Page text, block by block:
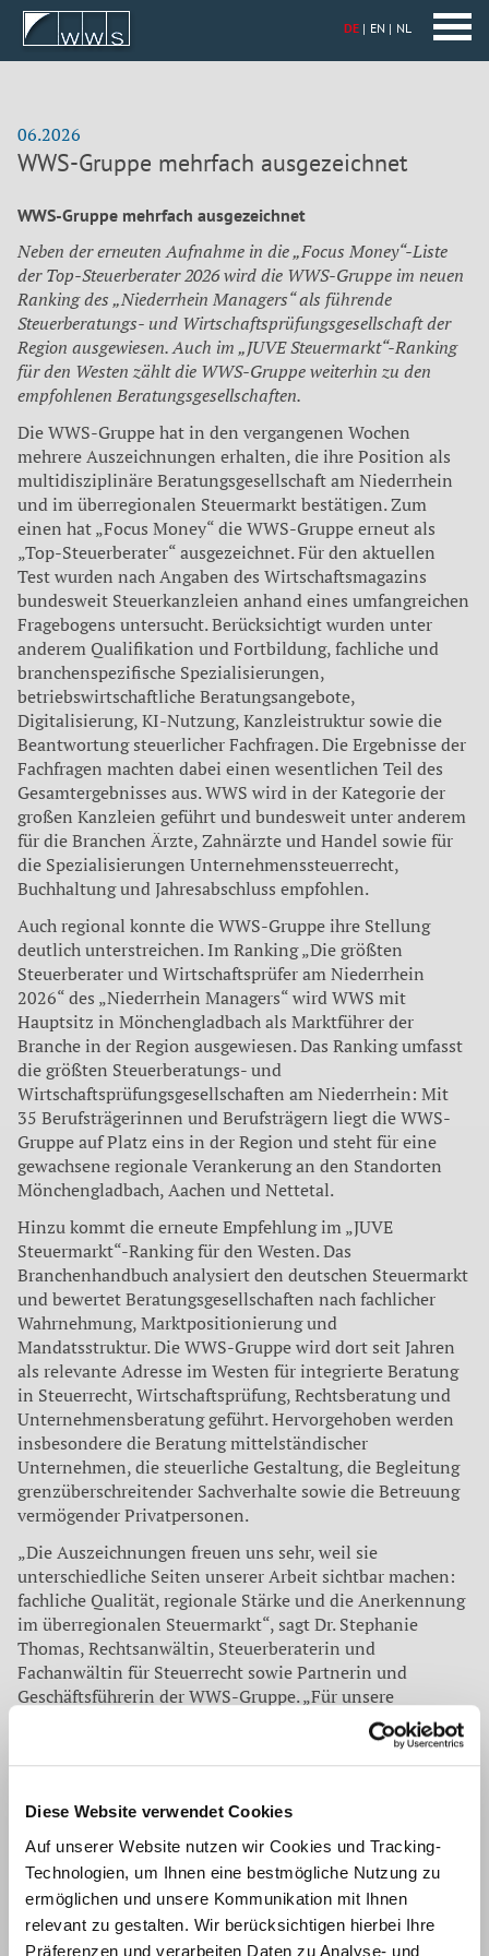
Diese Website verwendet Cookies
Auf unserer Website nutzen wir Cookies und Tracking-
Technologien, um Ihnen eine bestmögliche Nutzung zu
ermöglichen und unsere Kommunikation mit Ihnen
relevant zu gestalten. Wir berücksichtigen hierbei Ihre
Präferenzen und verarbeiten Daten zu Analyse- und
DE EN NL
06.2026
WWS-Gruppe mehrfach ausgezeichnet
WWS-Gruppe mehrfach ausgezeichnet
Neben der erneuten Aufnahme in die „Focus Money“-Liste
der Top-Steuerberater 2026 wird die WWS-Gruppe im neuen
Ranking des „Niederrhein Managers“ als führende
Steuerberatungs- und Wirtschaftsprüfungsgesellschaft der
Region ausgewiesen. Auch im „JUVE Steuermarkt“-Ranking
für den Westen zählt die WWS-Gruppe weiterhin zu den
empfohlenen Beratungsgesellschaften.
Die WWS-Gruppe hat in den vergangenen Wochen
mehrere Auszeichnungen erhalten, die ihre Position als
multidisziplinäre Beratungsgesellschaft am Niederrhein
und im überregionalen Steuermarkt bestätigen. Zum
einen hat „Focus Money“ die WWS-Gruppe erneut als
„Top-Steuerberater“ ausgezeichnet. Für den aktuellen
Test wurden nach Angaben des Wirtschaftsmagazins
bundesweit Steuerkanzleien anhand eines umfangreichen
Fragebogens untersucht. Berücksichtigt wurden unter
anderem Qualifikation und Fortbildung, fachliche und
branchenspezifische Spezialisierungen,
betriebswirtschaftliche Beratungsangebote,
Digitalisierung, KI-Nutzung, Kanzleistruktur sowie die
Beantwortung steuerlicher Fachfragen. Die Ergebnisse der
Fachfragen machten dabei einen wesentlichen Teil des
Gesamtergebnisses aus. WWS wird in der Kategorie der
großen Kanzleien geführt und bundesweit unter anderem
für die Branchen Ärzte, Zahnärzte und Handel sowie für
die Spezialisierungen Unternehmenssteuerrecht,
Buchhaltung und Jahresabschluss empfohlen.
Auch regional konnte die WWS-Gruppe ihre Stellung
deutlich unterstreichen. Im Ranking „Die größten
Steuerberater und Wirtschaftsprüfer am Niederrhein
2026“ des „Niederrhein Managers“ wird WWS mit
Hauptsitz in Mönchengladbach als Marktführer der
Branche in der Region ausgewiesen. Das Ranking umfasst
die größten Steuerberatungs- und
Wirtschaftsprüfungsgesellschaften am Niederrhein: Mit
35 Berufsträgerinnen und Berufsträgern liegt die WWS-
Gruppe auf Platz eins in der Region und steht für eine
gewachsene regionale Verankerung an den Standorten
Mönchengladbach, Aachen und Nettetal.
Hinzu kommt die erneute Empfehlung im „JUVE
Steuermarkt“-Ranking für den Westen. Das
Branchenhandbuch analysiert den deutschen Steuermarkt
und bewertet Beratungsgesellschaften nach fachlicher
Wahrnehmung, Marktpositionierung und
Mandatsstruktur. Die WWS-Gruppe wird dort seit Jahren
als relevante Adresse im Westen für integrierte Beratung
in Steuerrecht, Wirtschaftsprüfung, Rechtsberatung und
Unternehmensberatung geführt. Hervorgehoben werden
insbesondere die Beratung mittelständischer
Unternehmen, die steuerliche Gestaltung, die Begleitung
grenzüberschreitender Sachverhalte sowie die Betreuung
vermögender Privatpersonen.
„Die Auszeichnungen freuen uns sehr, weil sie
unterschiedliche Seiten unserer Arbeit sichtbar machen:
fachliche Qualität, regionale Stärke und die Anerkennung
im überregionalen Steuermarkt“, sagt Dr. Stephanie
Thomas, Rechtsanwältin, Steuerberaterin und
Fachanwältin für Steuerrecht sowie Partnerin und
Geschäftsführerin der WWS-Gruppe. „Für unsere
Mandantinnen und Mandanten zählt vor allem, dass wir
betriebswirtschaftliche Fragestellungen aus einer Hand
sicherstellen können.“
Die jüngsten Auszeichnungen unterstreichen den
Anspruch der WWS-Gruppe, mittelständische
Unternehmen, Unternehmerfamilien, Heilberufe,
gemeinnützige Einrichtungen und vermögende
Privatpersonen fachlich breit, spezialisiert und verlässlich